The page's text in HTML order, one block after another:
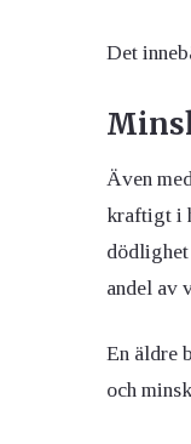
Det
Även
kraftigt i
andel av
En äldre
och